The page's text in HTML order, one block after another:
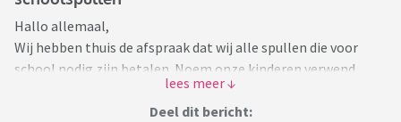
Hallo allemaal,
Wij hebben thuis de afspraak dat wij alle spullen die voor
school nodig zijn betalen. Noem onze kinderen verwend,
maar verder moeten ze alles zelf betalen met een niet
extreem hoog bedrag voor zak- en kleedgeld. Aanstaande
Deel dit bericht: